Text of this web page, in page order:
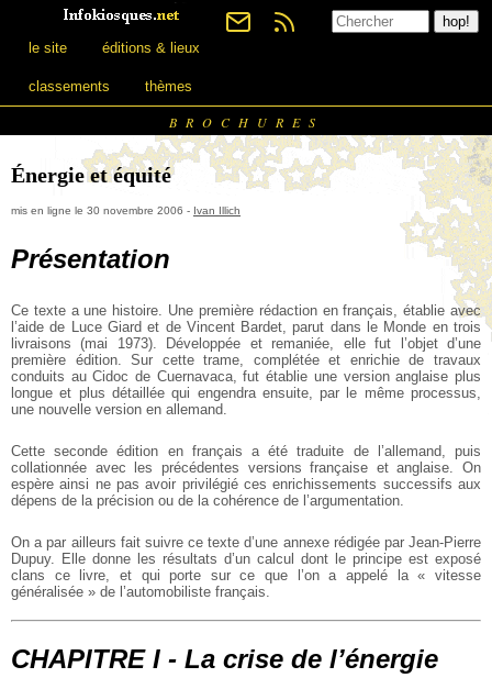
le site éditions & lieux
classements thèmes
BROCHURES
Énergie et équité
mis en ligne le 30 novembre 2006 - Ivan Illich
Présentation
Ce texte a une histoire. Une première rédaction en français, établie avec
l’aide de Luce Giard et de Vincent Bardet, parut dans le Monde en trois
livraisons (mai 1973). Développée et remaniée, elle fut l’objet d’une
première édition. Sur cette trame, complétée et enrichie de travaux
conduits au Cidoc de Cuernavaca, fut établie une version anglaise plus
longue et plus détaillée qui engendra ensuite, par le même processus,
une nouvelle version en allemand.
Cette seconde édition en français a été traduite de l’allemand, puis
collationnée avec les précédentes versions française et anglaise. On
espère ainsi ne pas avoir privilégié ces enrichissements successifs aux
dépens de la précision ou de la cohérence de l’argumentation.
On a par ailleurs fait suivre ce texte d’une annexe rédigée par Jean-Pierre
Dupuy. Elle donne les résultats d’un calcul dont le principe est exposé
clans ce livre, et qui porte sur ce que l’on a appelé la « vitesse
généralisée » de l’automobiliste français.
CHAPITRE I - La crise de l’énergie